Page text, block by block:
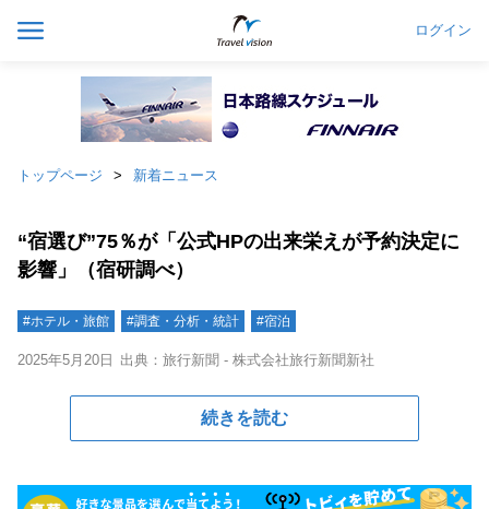
ログイン
トップページ 新着ニュース
“宿選び”75％が「公式HPの出来栄えが予約決定に
影響」（宿研調べ）
#ホテル・旅館 #調査・分析・統計 #宿泊
2025年5月20日 出典：旅行新聞 - 株式会社旅行新聞新社
続きを読む